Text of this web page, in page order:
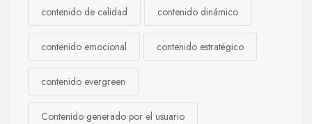
contenido de calidad contenido dinámico
contenido emocional contenido estratégico
contenido evergreen
Contenido generado por el usuario